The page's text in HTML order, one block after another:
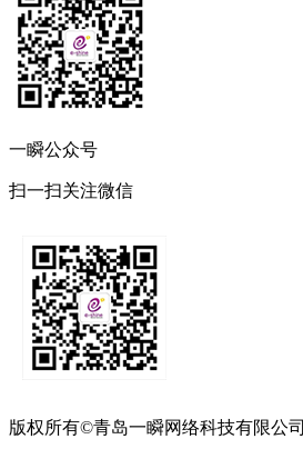
一瞬公众号
扫一扫关注微信
版权所有©青岛一瞬网络科技有限公司